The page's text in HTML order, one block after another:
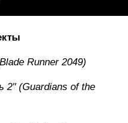
Runner 2049)
2" (Guardians of the